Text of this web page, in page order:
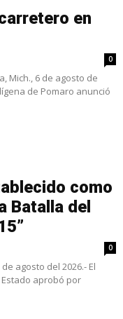
en
0
Mich., 6 de agosto de
de Pomaro anunció
como
Batalla del
0
agosto del 2026.- El
aprobó por